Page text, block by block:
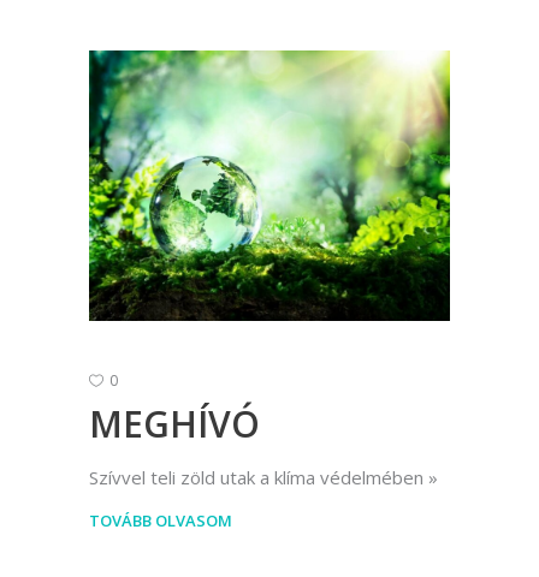
0
MEGHÍVÓ
Szívvel teli zöld utak a klíma védelmében
TOVÁBB OLVASOM